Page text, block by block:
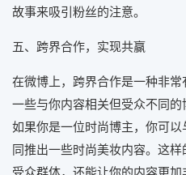
故事来吸引粉丝的注意。
五、跨界合作，实现共赢
在微博上，跨界合作是一种非
一些与你内容相关但受众不同的
如果你是一位时尚博主，你可
同推出一些时尚美妆内容。这
受众群体，还能让你的内容更